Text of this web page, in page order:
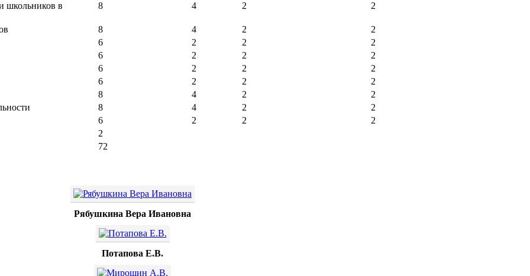
школьников в
8 4 2 2
8 4 2
2
6 2 2
2
6 2 2
2
6 2 2
2
6 2 2
2
8 4 2
2
8 4 2
2
6 2 2
2
2
72
Рябушкина Вера Ивановна
Потапова Е.В.